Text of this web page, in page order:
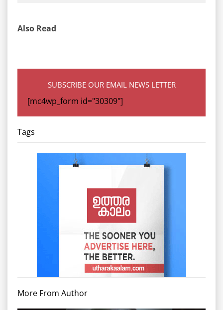
Also Read
SUBSCRIBE OUR EMAIL NEWS LETTER
[mc4wp_form id="30309"]
Tags
More From Author